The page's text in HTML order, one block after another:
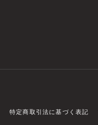
特定商取引法に基づく表記